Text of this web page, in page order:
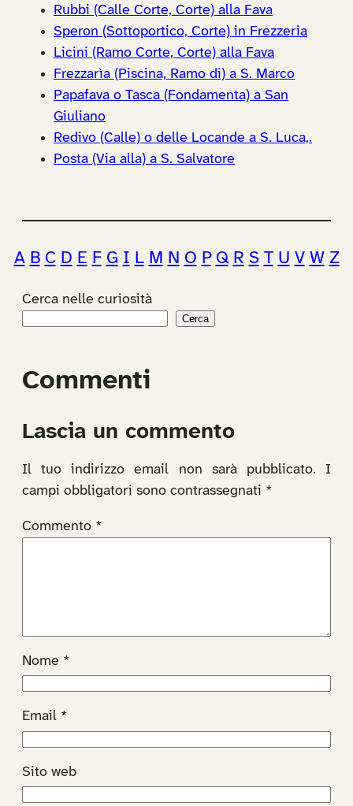
Rubbi (Calle Corte, Corte) alla Fava
Speron (Sottoportico, Corte) in Frezzeria
Licini (Ramo Corte, Corte) alla Fava
Frezzarìa (Piscina, Ramo di) a S. Marco
Papafava o Tasca (Fondamenta) a San
Giuliano
Redivo (Calle) o delle Locande a S. Luca,.
Posta (Via alla) a S. Salvatore
A B C D E F G I L M N O P Q R S T U V W Z
Cerca nelle curiosità
Cerca
Commenti
Lascia un commento
Il tuo indirizzo email non sarà pubblicato.
I
campi obbligatori sono contrassegnati *
Commento *
Nome *
Email *
Sito web